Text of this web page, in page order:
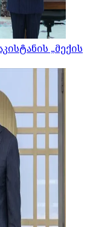
„მექის